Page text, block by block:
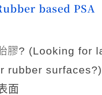
based PSA
膠? (Looking for
rubber surfaces?)
面